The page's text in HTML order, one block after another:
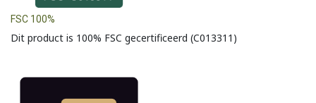
FSC 100%
Dit product is 100% FSC gecertificeerd (C013311)